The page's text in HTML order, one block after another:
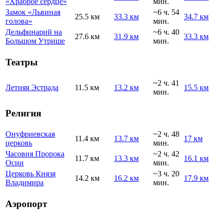
Замок «Львиная
голова»
25.5 км 33.3 км
~6 ч. 54
мин.
34.7 км
Дельфинарий на
Большом Утрише
27.6 км 31.9 км
~6 ч. 40
мин.
33.3 км
Театры
Летняя Эстрада 11.5 км 13.2 км
~2 ч. 41
мин.
15.5 км
Религия
Онуфриевская
церковь
11.4 км 13.7 км
~2 ч. 48
мин.
17 км
Часовня Пророка
Осии
11.7 км 13.3 км
~2 ч. 42
мин.
16.1 км
Церковь Князя
Владимира
14.2 км 16.2 км
~3 ч. 20
мин.
17.9 км
Аэропорт